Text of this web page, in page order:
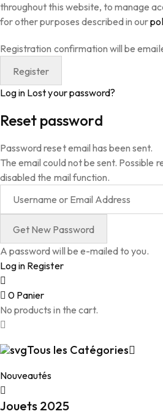
throughout this website, to manage
for other purposes described in our
Registration confirmation will be
Log in Lost your password?
Reset password
Password reset email has been sent.
The email could not be sent. Possible
disabled the mail function.
A password will be e-mailed to you.
Log in Register
0 Panier
No products in the cart.
Tous les Catégories
Nouveautés
Jouets 2025